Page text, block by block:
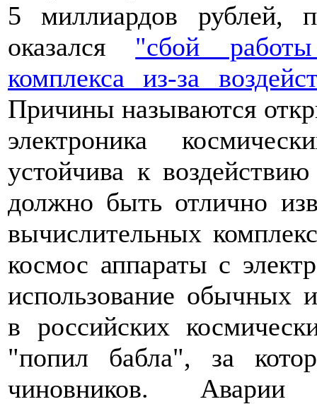
5 миллиардов рублей,
оказался "сбой работы
комплекса из-за
Причины называются
электроника
устойчива к
должно быть отлично
вычислительных
космос аппараты с
использование обычных
в российских
"попил бабла", за
чиновников. Аварии